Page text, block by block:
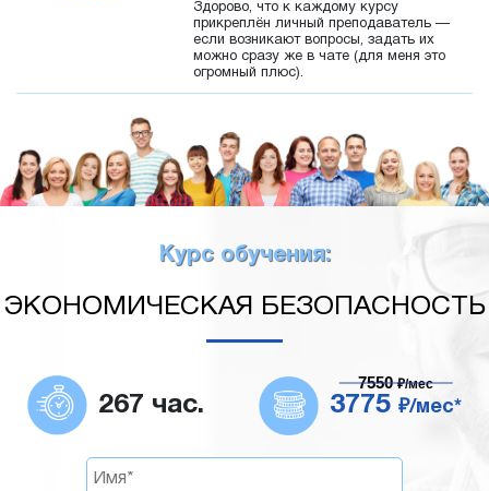
Здорово, что к каждому курсу
прикреплён личный преподаватель —
если возникают вопросы, задать их
можно сразу же в чате (для меня это
огромный плюс).
Курс обучения:
ЭКОНОМИЧЕСКАЯ БЕЗОПАСНОСТЬ
267 час. 3775 ₽/мес*
7550₽/мес